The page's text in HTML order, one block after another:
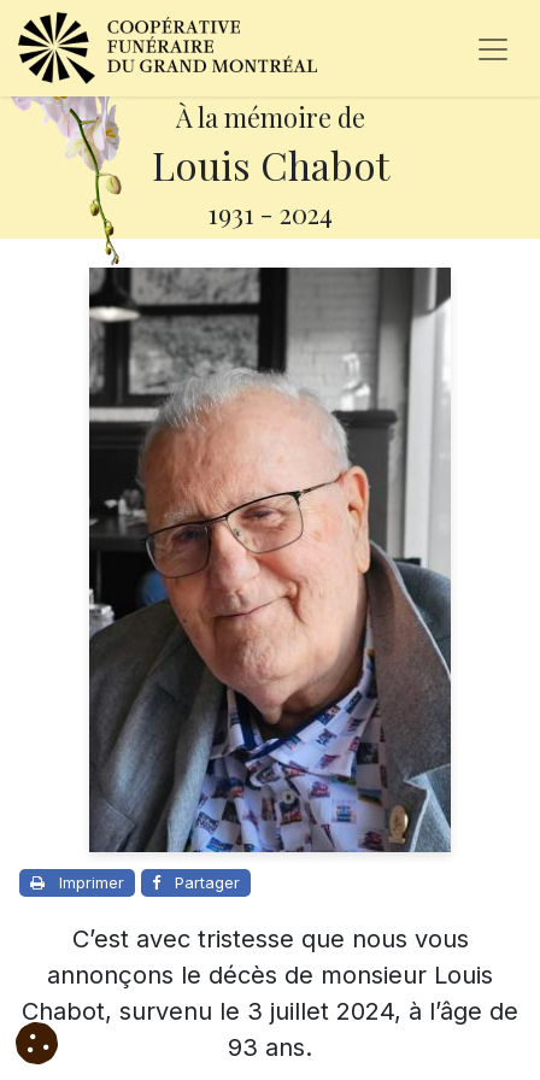
À la mémoire de
Louis Chabot
1931 - 2024
Imprimer Partager
C’est avec tristesse que nous vous
annonçons le décès de monsieur Louis
Chabot, survenu le 3 juillet 2024, à l’âge de
93 ans.